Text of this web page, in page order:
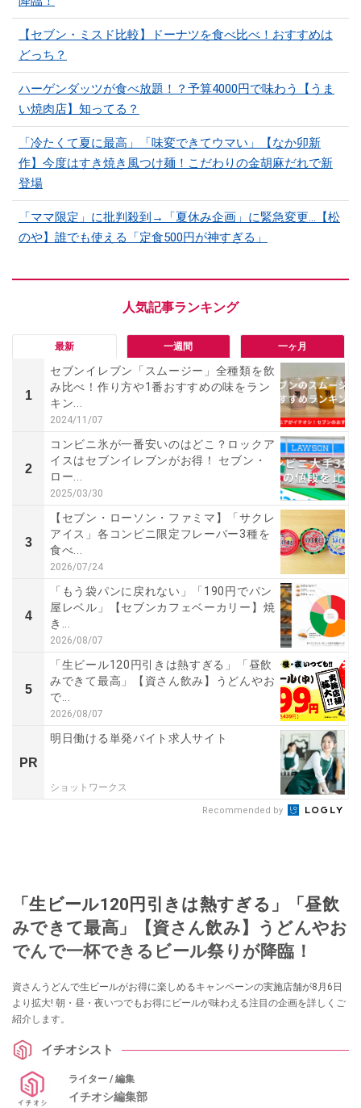
【セブン・ミスド比較】ドーナツを食べ比べ！おすすめは
どっち？
ハーゲンダッツが食べ放題！？予算4000円で味わう【うま
い焼肉店】知ってる？
「冷たくて夏に最高」「味変できてウマい」【なか卯新
作】今度はすき焼き風つけ麺！こだわりの金胡麻だれで新
登場
「ママ限定」に批判殺到→「夏休み企画」に緊急変更…【松
のや】誰でも使える「定食500円が神すぎる」
最新 一週間 一ヶ月
1
セブンイレブン「スムージー」全種類を飲
み比べ！作り方や1番おすすめの味をラン
キン...
2024/11/07
2
コンビニ氷が一番安いのはどこ？ロックア
イスはセブンイレブンがお得！ セブン・
ロー...
2025/03/30
3
【セブン・ローソン・ファミマ】「サクレ
アイス」各コンビニ限定フレーバー3種を
食べ...
2026/07/24
4
「もう袋パンに戻れない」「190円でパン
屋レベル」【セブンカフェベーカリー】焼
き...
2026/08/07
5
「生ビール120円引きは熱すぎる」「昼飲
みできて最高」【資さん飲み】うどんやお
で...
2026/08/07
PR
明日働ける単発バイト求人サイト
ショットワークス
Recommended by
「生ビール120円引きは熱すぎる」「昼飲
みできて最高」【資さん飲み】うどんやお
でんで一杯できるビール祭りが降臨！
資さんうどんで生ビールがお得に楽しめるキャンペーンの実施店舗が8月6日
より拡大! 朝・昼・夜いつでもお得にビールが味わえる注目の企画を詳しくご
紹介します。
イチオシスト
ライター / 編集
イチオシ編集部